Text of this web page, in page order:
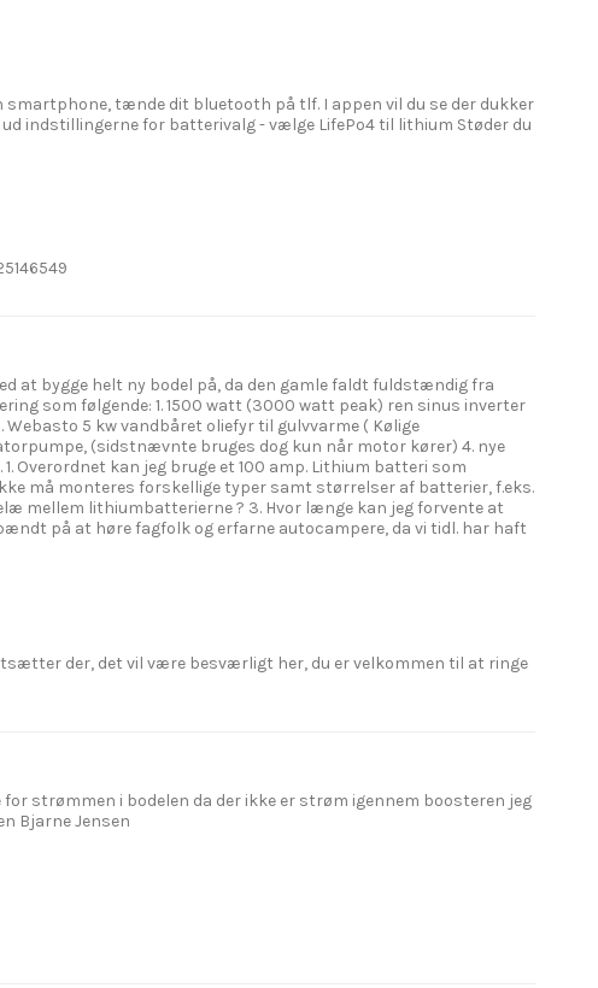
tænde dit bluetooth på tlf. I appen vil du se der dukker
indstillingerne for batterivalg - vælge LifePo4 til lithium Støder du
at bygge helt ny bodel på, da den gamle faldt fuldstændig fra
som følgende: 1. 1500 watt (3000 watt peak) ren sinus inverter
5 kw vandbåret oliefyr til gulvvarme ( Kølige
(sidstnævnte bruges dog kun når motor kører) 4. nye
Overordnet kan jeg bruge et 100 amp. Lithium batteri som
må monteres forskellige typer samt størrelser af batterier, f.eks.
mellem lithiumbatterierne ? 3. Hvor længe kan jeg forvente at
på at høre fagfolk og erfarne autocampere, da vi tidl. har haft
der, det vil være besværligt her, du er velkommen til at ringe
strømmen i bodelen da der ikke er strøm igennem boosteren jeg
Bjarne Jensen